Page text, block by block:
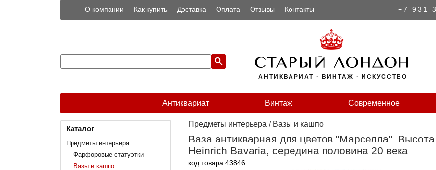
О компании Как купить Доставка Оплата Отзывы Контакты +7 931
АНТИКВАРИАТ · ВИНТАЖ · ИСКУССТВО
Антиквариат Винтаж Современное
Каталог
Предметы интерьера
Фарфоровые статуэтки
Вазы и кашпо
Предметы интерьера / Вазы и кашпо
Ваза антикварная для цветов "Марселла".
Heinrich Bavaria, середина половина 20 века
код товара 43846